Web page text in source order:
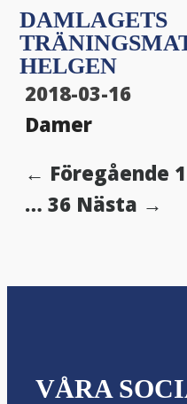
DAMLAGETS
HELGEN
2018-03-16
Damer
← Föregående 1
… 36 Nästa →
VÅRA